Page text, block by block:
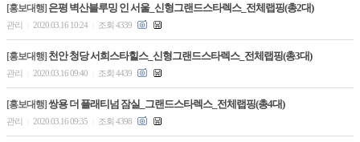
[홍보대행] 은평 벽산블루밍 인 서울_신형그랜드스타렉스_전체랩핑(총2대)
관리 2020.03.16 10:24 조회 4339
[홍보대행] 천안 청당 서희스타힐스_신형그랜드스타렉스_전체랩핑(총3대)
관리 2020.03.16 09:40 조회 4439
[홍보대행]쌍용 더 플래티넘 잠실_그랜드스타렉스_전체랩핑(총4대)
관리 2020.03.16 09:35 조회 4398